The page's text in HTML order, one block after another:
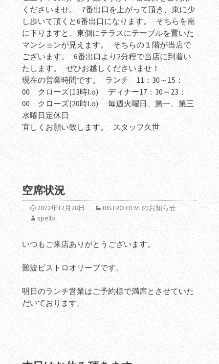
くださいませ。 7番出口を上がって頂き、東に少
し歩いて頂くと6番出口になります。 そちらを南
に下りますと、東側にテラスにテーブルを置いた
マンションが見えます。 そちらの１階が当店で
ございます。 6番出口より2分程で当店に到着い
たします。 ぜひお越しくださいませ！
現在の営業時間です。 ランチ 11：30～15：
00 クローズ(13時l.o) ディナー17：30～23：
00 クローズ(20時l.o) 毎週火曜日、第一、第三
水曜日定休日
宜しくお願い致します。 スタッフ久世
空席状況
2022年12月28日
BISTRO OLIVEのお知らせ
spello
いつもご来店ありがとうございます。
難波ビストロオリーブです。
明日のランチ営業はご予約様で満席とさせていた
だいております。